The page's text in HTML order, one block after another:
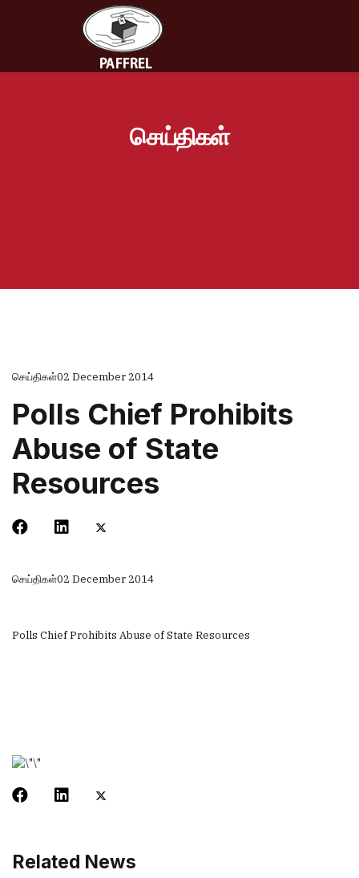
செய்திகள்
செய்திகள்02 December 2014
Polls Chief Prohibits
Abuse of State
Resources
செய்திகள்02 December 2014
Polls Chief Prohibits Abuse of State Resources
Related News